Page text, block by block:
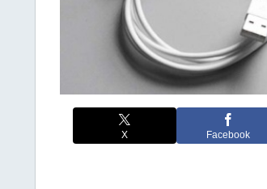
X Facebook